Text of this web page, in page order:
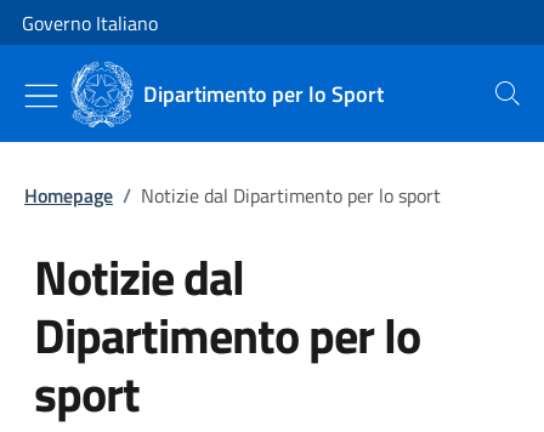
Vai al contenuto
Vai alla navigazione del sito
Governo Italiano
Dipartimento per lo Sport Cerca
Homepage / Notizie dal Dipartimento per lo sport
Notizie dal
Dipartimento per lo
sport